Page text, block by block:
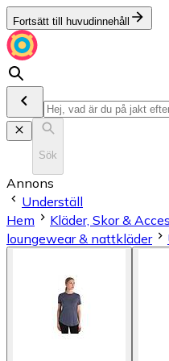
Fortsätt till huvudinnehåll
Sök
Annons
Underställ
Hem
Kläder, Skor &
loungewear & nattkläder